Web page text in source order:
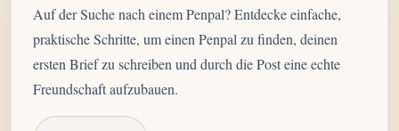
Auf der Suche nach einem Penpal? Entdecke einfache,
praktische Schritte, um einen Penpal zu finden, deinen
ersten Brief zu schreiben und durch die Post eine echte
Freundschaft aufzubauen.